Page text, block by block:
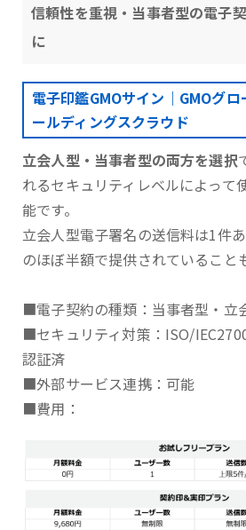
信頼性を重視・当事者型の電子
に
電子印鑑GMOサイン｜GMOグ
ールディングスクラウド
立会人型・当事者型の両方を選択
れるセキュリティレベルによって
能です。
⽴会⼈型電⼦署名の送信料は1件
のほぼ半額で提供されていること
■電子契約の種類：当事者型・立
■セキュリティ対策：ISO/
認証済
■外部サービス連携：可能
■費用：